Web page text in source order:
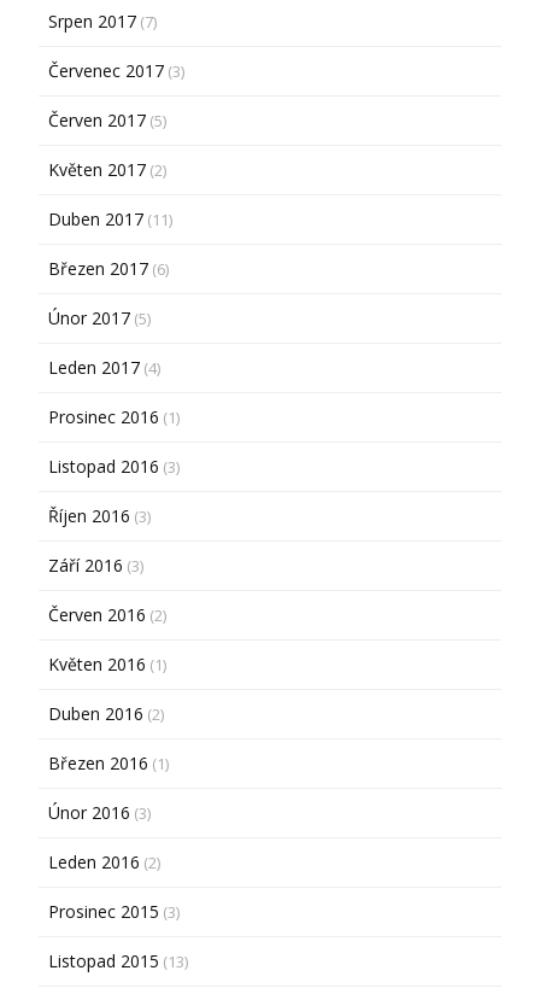
Srpen 2017 (7)
Červenec 2017 (3)
Červen 2017 (5)
Květen 2017 (2)
Duben 2017 (11)
Březen 2017 (6)
Únor 2017 (5)
Leden 2017 (4)
Prosinec 2016 (1)
Listopad 2016 (3)
Říjen 2016 (3)
Září 2016 (3)
Červen 2016 (2)
Květen 2016 (1)
Duben 2016 (2)
Březen 2016 (1)
Únor 2016 (3)
Leden 2016 (2)
Prosinec 2015 (3)
Listopad 2015 (13)